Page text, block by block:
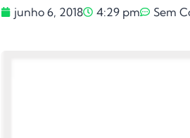
junho 6, 2018 4:29 pm Sem